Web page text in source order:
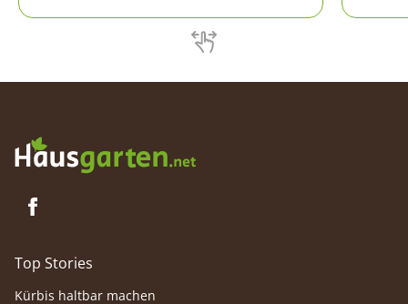
Top Stories
Kürbis haltbar machen